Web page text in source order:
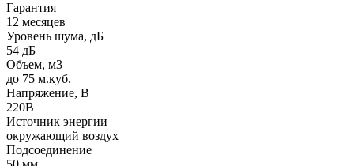
Гарантия
12 месяцев
Уровень шума, дБ
54 дБ
Объем, м3
до 75 м.куб.
Напряжение, В
220В
Источник энергии
окружающий воздух
Подсоединение